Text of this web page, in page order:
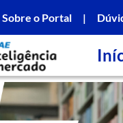
Sobre o Portal |